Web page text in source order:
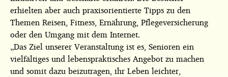
erhielten aber auch praxisorientierte Tipps zu den
Themen Reisen, Fitness, Ernährung, Pflegeversicherung
oder den Umgang mit dem Internet.
„Das Ziel unserer Veranstaltung ist es, Senioren ein
vielfältiges und lebenspraktisches Angebot zu machen
und somit dazu beizutragen, ihr Leben leichter,